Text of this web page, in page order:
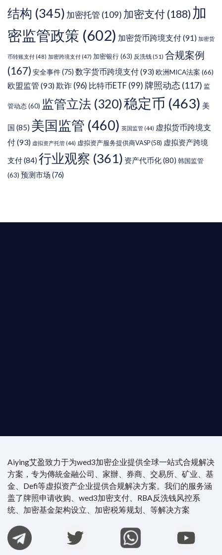
结构 (345) 加密托管 (109) 加密支付 (188) 加
密监管政策 (602) 加密货币跨境支付(91) 加密货
币转账支付 (48) 加密跨境支付 (47) 加密银行(63) 反洗钱(51) 合规案例
(167) 安全事件(75) 数字货币跨境支付(93)欧洲MICA法案 (66)
欧盟监管 (93)欺诈 (96) 比特币ETF (99) 牌照动态 (117) 监
管动态(60) 监管立法 (320)稳定币 (463) 美
国 (85) 美国监管 (460) 英国监管 (44) 虚拟货币跨境支
付(93) 虚拟资产托管 (44) 虚拟资产服务提供商VASP(58) 虚拟资产跨境
支付(84) 行业观察 (361) 资产代币化(80) 韩国监管
(63) 预测市场 (76)
Aiying艾盈致力于为wed3加密企业提供全球一站式合规解决
方案，专为傳統金融公司、家辦、券商、交易所、矿业、基
金、Defi等虚拟资产企业提供合规解决方案。我们的服务涵
盖了牌照申请收购、wed3加密支付、RBA反洗钱风控系
统、加密基金架构设立、加密税筹规划、等解决方案